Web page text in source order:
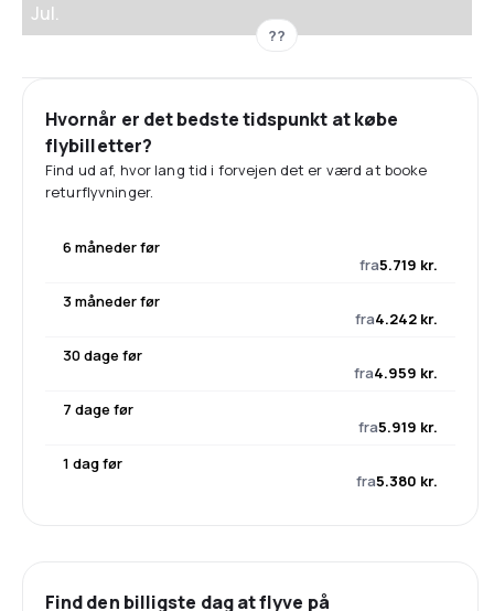
Jul.
??
Hvornår er det bedste tidspunkt at købe
flybilletter?
Find ud af, hvor lang tid i forvejen det er værd at booke
returflyvninger.
6 måneder før
fra5.719 kr.
3 måneder før
fra4.242 kr.
30 dage før
fra4.959 kr.
7 dage før
fra5.919 kr.
1 dag før
fra5.380 kr.
Find den billigste dag at flyve på